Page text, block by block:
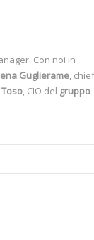
Con noi in
Guglierame, chief
, CIO del gruppo